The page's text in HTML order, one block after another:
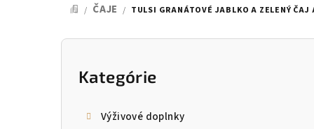
DOMOV
/ ČAJE / TULSI GRANÁTOVÉ JABLKO A ZELENÝ ČAJ
B
Preskočiť
kategórie
Kategórie
Výživové doplnky